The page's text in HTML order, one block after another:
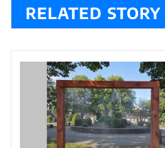
RELATED STORY